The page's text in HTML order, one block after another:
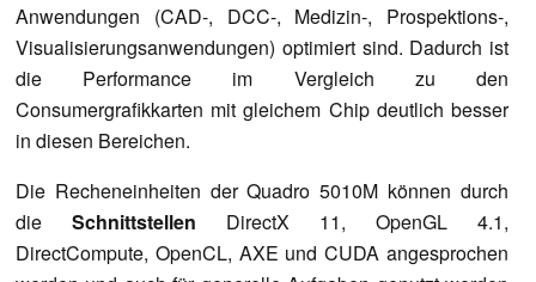
Anwendungen (CAD-, DCC-, Medizin-, Prospektions-,
Visualisierungsanwendungen) optimiert sind. Dadurch ist
die Performance im Vergleich zu den
Consumergrafikkarten mit gleichem Chip deutlich besser
in diesen Bereichen.
Die Recheneinheiten der Quadro 5010M können durch
die Schnittstellen DirectX 11, OpenGL 4.1,
DirectCompute, OpenCL, AXE und CUDA angesprochen